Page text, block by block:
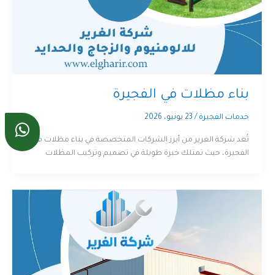
بناء مظلات في الفجيرة
خدمات الفجيرة / 23 يونيو، 2026
تُعد شركة الغرير من أبرز الشركات المتخصصة في بناء مظلات في
الفجيرة، حيث تمتلك خبرة طويلة في تصميم وتركيب المظلات